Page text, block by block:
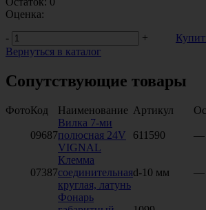
Оценка:
-
+
Вернуться в каталог
Сопутствующие товары
ФотоКод Наименование Артикул
09687
Вилка 7-ми
полюсная 24V
VIGNAL
611590 —
07387
Клемма
соединительная
круглая, латунь
d-10 мм —
Фонарь